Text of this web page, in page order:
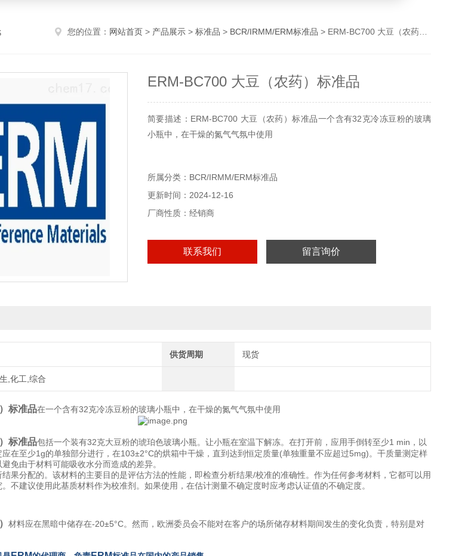
您的位置： 网站首页 > 产品展示 > 标准品 > BCR/IRMM/ERM标准品 > ERM-BC700 大豆（农药）标准品
ERM-BC700 大豆（农药）标准品
简要描述：ERM-BC700 大豆（农药）标准品一个含有32克冷冻豆粉的玻璃
小瓶中，在干燥的氮气气氛中使用
所属分类：BCR/IRMM/ERM标准品
更新时间：2024-12-16
厂商性质：经销商
联系我们 留言询价
供货周期 现货
,化工,综合
标准品在一个含有32克冷冻豆粉的玻璃小瓶中，在干燥的氮气气氛中使用
标准品包括一个装有32克大豆粉的琥珀色玻璃小瓶。让小瓶在室温下解冻。在打开前，应用手倒转至少1 min，以
在至少1g的单独部分进行，在103±2°C的烘箱中干燥，直到达到恒定质量(单独重量不应超过5mg)。干质量测定样
免由于材料可能吸收水分而造成的差异。
果分配的。该材料的主要目的是评估方法的性能，即检查分析结果/校准的准确性。作为任何参考材料，它都可以用
不建议使用此基质材料作为校准剂。如果使用，在估计测量不确定度时应考虑认证值的不确定度。
材料应在黑暗中储存在-20±5°C。然而，欧洲委员会不能对在客户的场所储存材料期间发生的变化负责，特别是对